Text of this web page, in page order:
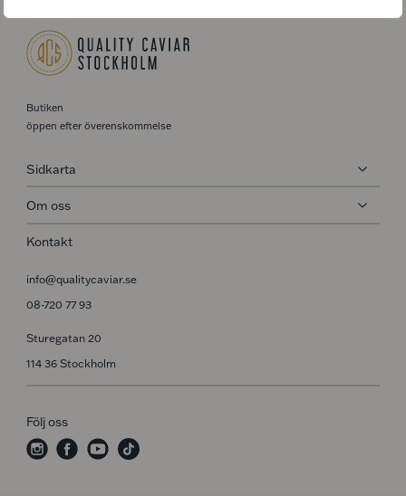
Butiken
öppen efter överenskommelse
Sidkarta
Om oss
Kontakt
info@qualitycaviar.se
08-720 77 93
Sturegatan 20
114 36 Stockholm
Följ oss
i
f
y
t